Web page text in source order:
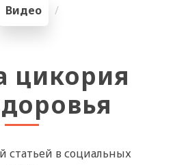
Видео
цикория
статьей в социальных